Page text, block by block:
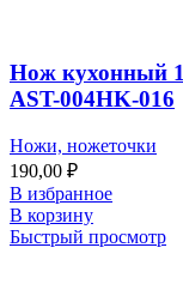
Нож кухонный
AST-004HK-016
Ножи, ножеточки
190,00 ₽
В избранное
В корзину
Быстрый просмотр